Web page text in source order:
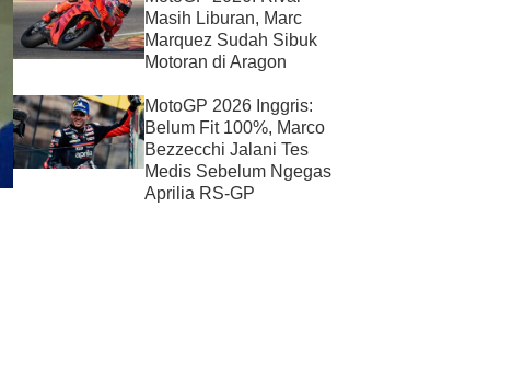
Masih Liburan, Marc
Marquez Sudah Sibuk
Motoran di Aragon
MotoGP 2026 Inggris:
Belum Fit 100%, Marco
Bezzecchi Jalani Tes
Medis Sebelum Ngegas
Aprilia RS-GP